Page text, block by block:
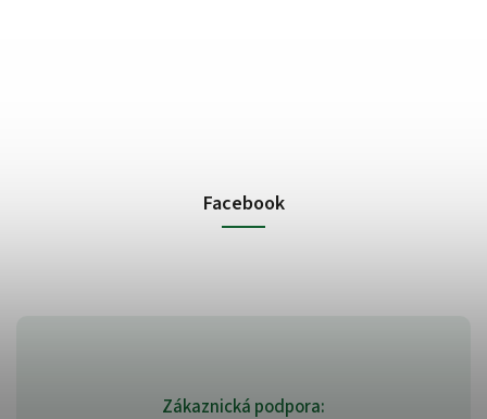
Zákaznická podpora:
Facebook